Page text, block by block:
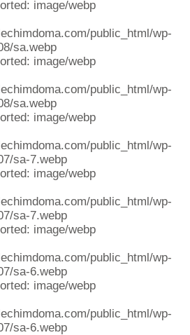
image/webp
public_html/wp-
sa.webp
image/webp
public_html/wp-
sa.webp
image/webp
public_html/wp-
sa-7.webp
image/webp
public_html/wp-
sa-7.webp
image/webp
public_html/wp-
sa-6.webp
image/webp
public_html/wp-
sa-6.webp